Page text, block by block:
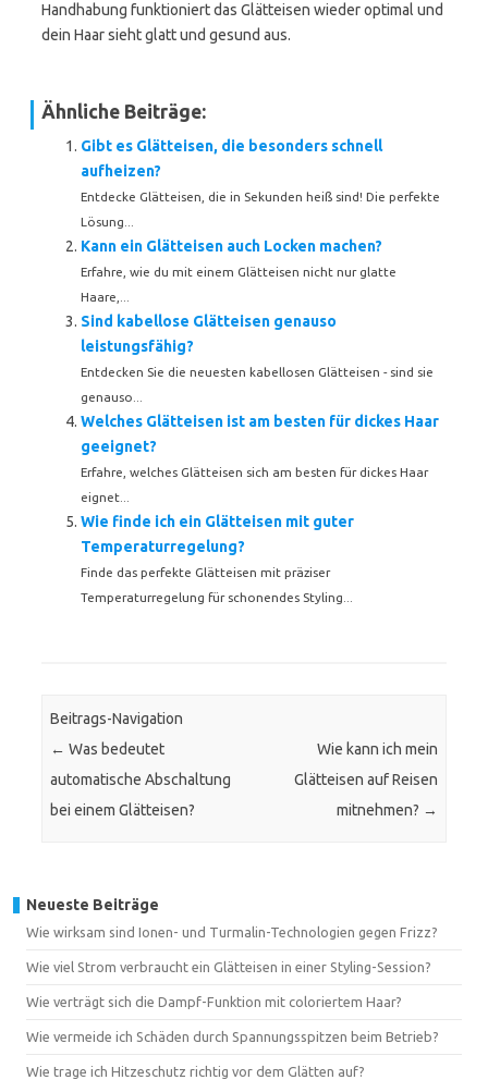
Handhabung funktioniert das Glätteisen wieder optimal und
dein Haar sieht glatt und gesund aus.
Ähnliche Beiträge:
Gibt es Glätteisen, die besonders schnell
aufheizen?
Entdecke Glätteisen, die in Sekunden heiß sind! Die perfekte
Lösung...
Kann ein Glätteisen auch Locken machen?
Erfahre, wie du mit einem Glätteisen nicht nur glatte
Haare,...
Sind kabellose Glätteisen genauso
leistungsfähig?
Entdecken Sie die neuesten kabellosen Glätteisen - sind sie
genauso...
Welches Glätteisen ist am besten für dickes Haar
geeignet?
Erfahre, welches Glätteisen sich am besten für dickes Haar
eignet...
Wie finde ich ein Glätteisen mit guter
Temperaturregelung?
Finde das perfekte Glätteisen mit präziser
Temperaturregelung für schonendes Styling...
Beitrags-Navigation
← Was bedeutet
automatische Abschaltung
bei einem Glätteisen?
Wie kann ich mein
Glätteisen auf Reisen
mitnehmen? →
Neueste Beiträge
Wie wirksam sind Ionen- und Turmalin-Technologien gegen Frizz?
Wie viel Strom verbraucht ein Glätteisen in einer Styling-Session?
Wie verträgt sich die Dampf-Funktion mit coloriertem Haar?
Wie vermeide ich Schäden durch Spannungsspitzen beim Betrieb?
Wie trage ich Hitzeschutz richtig vor dem Glätten auf?